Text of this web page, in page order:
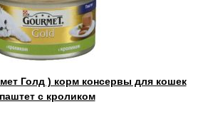
Голд ) корм консервы для кошек
паштет с кроликом